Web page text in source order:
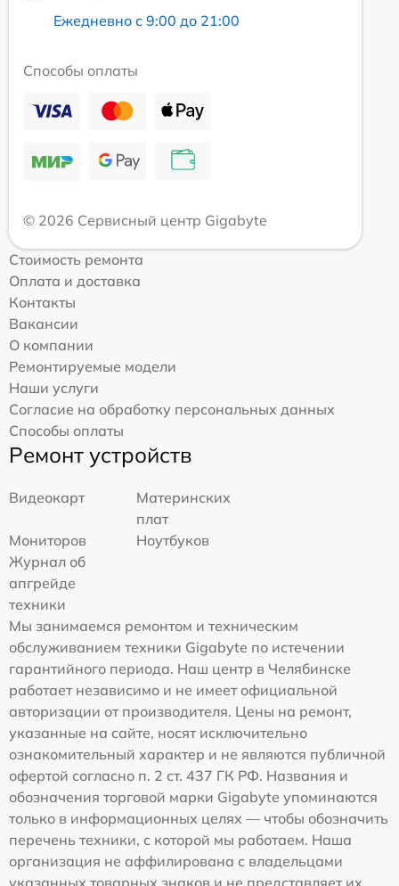
Ежедневно с 9:00 до 21:00
Способы оплаты
© 2026 Сервисный центр Gigabyte
Стоимость ремонта
Оплата и доставка
Контакты
Вакансии
О компании
Ремонтируемые модели
Наши услуги
Согласие на обработку персональных данных
Способы оплаты
Ремонт устройств
Видеокарт
Материнских
плат
Мониторов
Ноутбуков
Журнал об
апгрейде
техники
Мы занимаемся ремонтом и техническим
обслуживанием техники Gigabyte по истечении
гарантийного периода. Наш центр в Челябинске
работает независимо и не имеет официальной
авторизации от производителя. Цены на ремонт,
указанные на сайте, носят исключительно
ознакомительный характер и не являются публичной
офертой согласно п. 2 ст. 437 ГК РФ. Названия и
обозначения торговой марки Gigabyte упоминаются
только в информационных целях — чтобы обозначить
перечень техники, с которой мы работаем. Наша
организация не аффилирована с владельцами